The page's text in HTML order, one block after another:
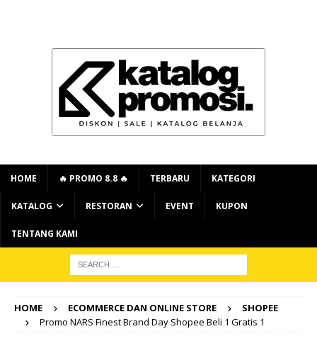
HOME 🔥 PROMO 8.8 🔥 TERBARU KATEGORI
KATALOG RESTORAN EVENT KUPON
TENTANG KAMI
HOME ECOMMERCE DAN ONLINE STORE
SHOPEE
Promo NARS Finest Brand Day Shopee Beli 1 Gratis 1